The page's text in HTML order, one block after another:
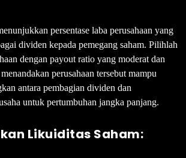
persentase laba perusahaan yang
dividen kepada pemegang saham. Pilihlah
dengan payout ratio yang moderat dan
perusahaan tersebut mampu
antara pembagian dividen dan
untuk pertumbuhan jangka panjang.
Likuiditas Saham: